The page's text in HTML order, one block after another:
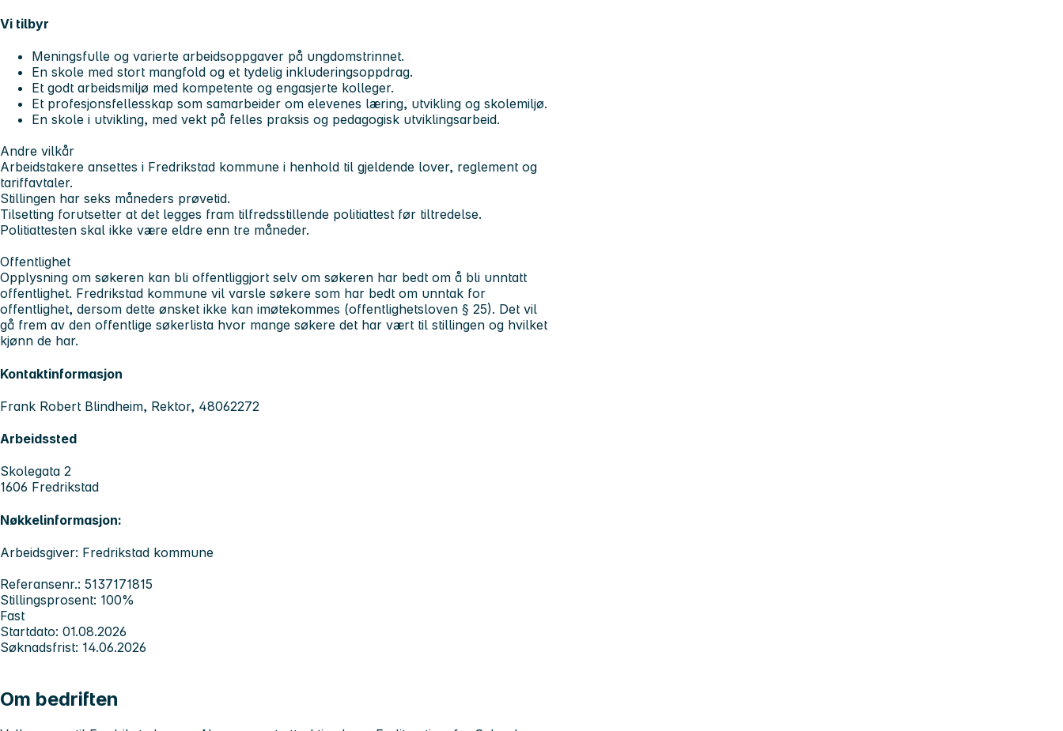
Vi tilbyr
Meningsfulle og varierte arbeidsoppgaver på ungdomstrinnet.
En skole med stort mangfold og et tydelig inkluderingsoppdrag.
Et godt arbeidsmiljø med kompetente og engasjerte kolleger.
Et profesjonsfellesskap som samarbeider om elevenes læring, utvikling og skolemiljø.
En skole i utvikling, med vekt på felles praksis og pedagogisk utviklingsarbeid.
Andre vilkår
Arbeidstakere ansettes i Fredrikstad kommune i henhold til gjeldende lover, reglement og
tariffavtaler.
Stillingen har seks måneders prøvetid.
Tilsetting forutsetter at det legges fram tilfredsstillende politiattest før tiltredelse.
Politiattesten skal ikke være eldre enn tre måneder.
Offentlighet
Opplysning om søkeren kan bli offentliggjort selv om søkeren har bedt om å bli unntatt
offentlighet. Fredrikstad kommune vil varsle søkere som har bedt om unntak for
offentlighet, dersom dette ønsket ikke kan imøtekommes (offentlighetsloven § 25). Det vil
gå frem av den offentlige søkerlista hvor mange søkere det har vært til stillingen og hvilket
kjønn de har.
Kontaktinformasjon
Frank Robert Blindheim, Rektor, 48062272
Arbeidssted
Skolegata 2
1606 Fredrikstad
Nøkkelinformasjon:
Arbeidsgiver: Fredrikstad kommune
Referansenr.: 5137171815
Stillingsprosent: 100%
Fast
Startdato: 01.08.2026
Søknadsfrist: 14.06.2026
Om bedriften